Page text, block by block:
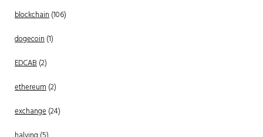
blockchain(106)
dogecoin(1)
EDCAB(2)
ethereum(2)
exchange(24)